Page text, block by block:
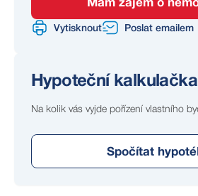
města a klidného prostředí v zeleni.
Tohle místo není jen o
Přijeďte se přesvědčit osobně.
Pro více informací nebo domluvení
Mám zájem o
Vytisknout Poslat emailem
Hypoteční kalkulačka
Na kolik vás vyjde pořízení vlastního
Spočítat